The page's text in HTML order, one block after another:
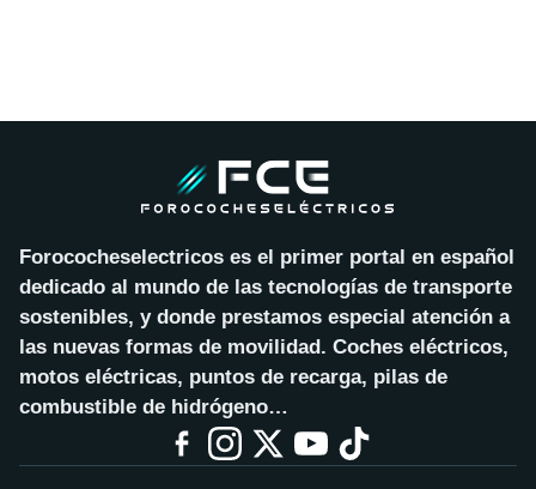
Forococheselectricos es el primer portal en español
dedicado al mundo de las tecnologías de transporte
sostenibles, y donde prestamos especial atención a
las nuevas formas de movilidad. Coches eléctricos,
motos eléctricas, puntos de recarga, pilas de
combustible de hidrógeno…